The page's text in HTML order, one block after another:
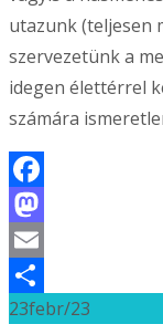
utazunk (teljesen
szervezetünk a
idegen élettérrel
számára
Facebook
Mastodon
Email
Ossza
23febr/23